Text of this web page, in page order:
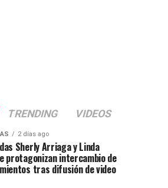
TRENDING VIDEOS
2 días ago
Sherly Arriaga y Linda
protagonizan intercambio de
tras difusión de video